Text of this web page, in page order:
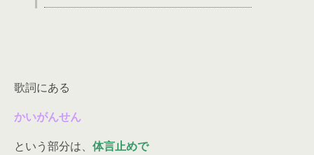
歌詞にある
かいがんせん
という部分は、 体言止めで